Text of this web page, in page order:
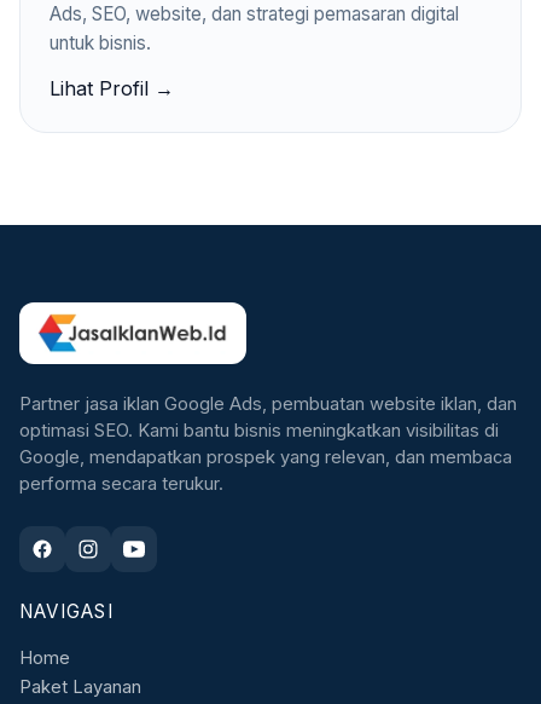
Ads, SEO, website, dan strategi pemasaran digital
untuk bisnis.
Lihat Profil →
Partner jasa iklan Google Ads, pembuatan website iklan, dan
optimasi SEO. Kami bantu bisnis meningkatkan visibilitas di
Google, mendapatkan prospek yang relevan, dan membaca
performa secara terukur.
NAVIGASI
Home
Paket Layanan